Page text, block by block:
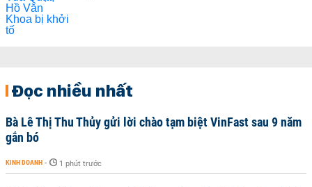
Đọc nhiều nhất
Bà Lê Thị Thu Thủy gửi lời chào tạm biệt VinFast sau 9 năm
gắn bó
KINH DOANH - 1 phút trước